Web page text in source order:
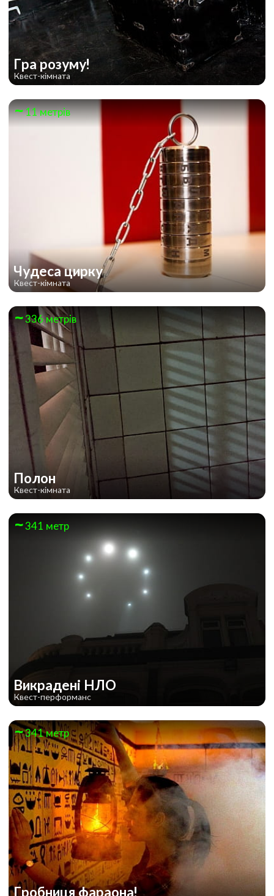
Гра розуму!
Квест-кімната
11 метрів
Чудеса цирку
Квест-кімната
336 метрів
Полон
Квест-кімната
341 метр
Викрадені НЛО
Квест-перформанс
341 метр
Гробниця фараона!